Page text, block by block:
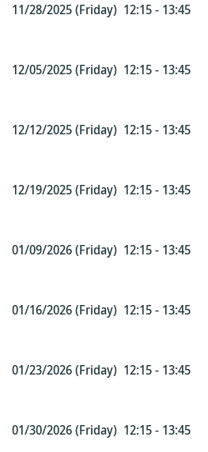
11/28/2025 (Friday) 12:15 - 13:45
12/05/2025 (Friday) 12:15 - 13:45
12/12/2025 (Friday) 12:15 - 13:45
12/19/2025 (Friday) 12:15 - 13:45
01/09/2026 (Friday) 12:15 - 13:45
01/16/2026 (Friday) 12:15 - 13:45
01/23/2026 (Friday) 12:15 - 13:45
01/30/2026 (Friday) 12:15 - 13:45